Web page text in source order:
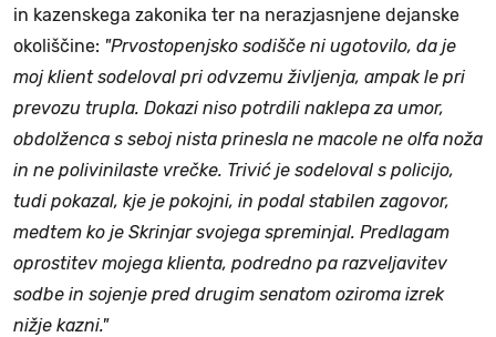
in kazenskega zakonika ter na nerazjasnjene dejanske
okoliščine: "Prvostopenjsko sodišče ni ugotovilo, da je
moj klient sodeloval pri odvzemu življenja, ampak le pri
prevozu trupla. Dokazi niso potrdili naklepa za umor,
obdolženca s seboj nista prinesla ne macole ne olfa noža
in ne polivinilaste vrečke. Trivić je sodeloval s policijo,
tudi pokazal, kje je pokojni, in podal stabilen zagovor,
medtem ko je Skrinjar svojega spreminjal. Predlagam
oprostitev mojega klienta, podredno pa razveljavitev
sodbe in sojenje pred drugim senatom oziroma izrek
nižje kazni."